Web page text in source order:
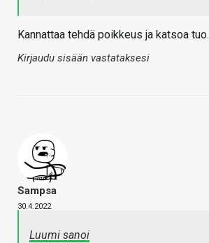
Kannattaa tehdä poikkeus ja katsoa tuo.
Kirjaudu sisään vastataksesi
Sampsa
30.4.2022
Luumi sanoi